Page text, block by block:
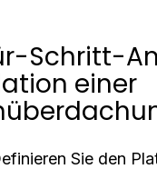
Schritt-
einer
Sie den